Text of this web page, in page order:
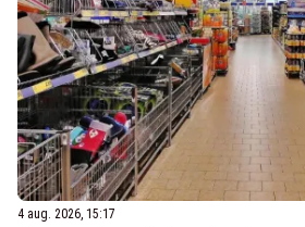
4 aug. 2026, 15:17